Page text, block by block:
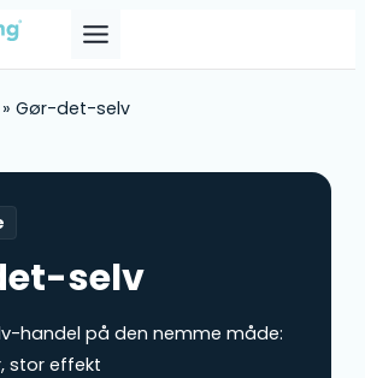
» Gør-det-selv
selv
handel på den nemme måde:
stor effekt